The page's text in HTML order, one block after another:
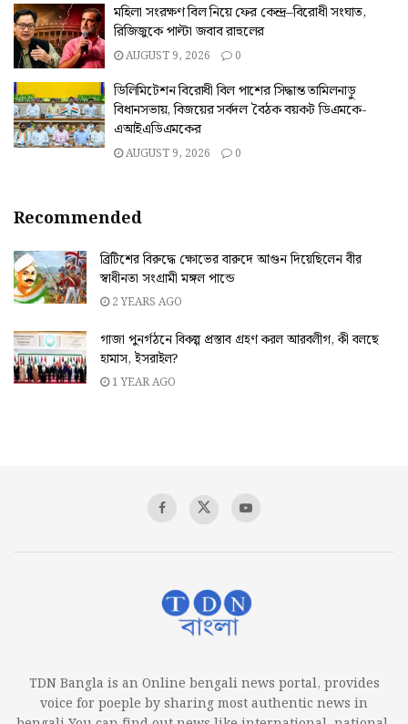
মহিলা সংরক্ষণ বিল নিয়ে ফের কেন্দ্র–বিরোধী সংঘাত,
রিজিজুকে পাল্টা জবাব রাহুলের
AUGUST 9, 2026 0
ডিলিমিটেশন বিরোধী বিল পাশের সিদ্ধান্ত তামিলনাড়ু
বিধানসভায়, বিজয়ের সর্বদল বৈঠক বয়কট ডিএমকে-
এআইএডিএমকের
AUGUST 9, 2026 0
Recommended
ব্রিটিশের বিরুদ্ধে ক্ষোভের বারুদে আগুন দিয়েছিলেন বীর
স্বাধীনতা সংগ্রামী মঙ্গল পান্ডে
2 YEARS AGO
গাজা পুনর্গঠনে বিকল্প প্রস্তাব গ্রহণ করল আরবলীগ, কী বলছে
হামাস, ইসরাইল?
1 YEAR AGO
TDN Bangla is an Online bengali news portal, provides
voice for poeple by sharing most authentic news in